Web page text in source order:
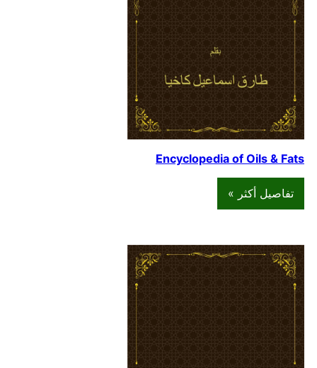
Encyclopedia of Oils & Fats
تفاصيل أكثر »